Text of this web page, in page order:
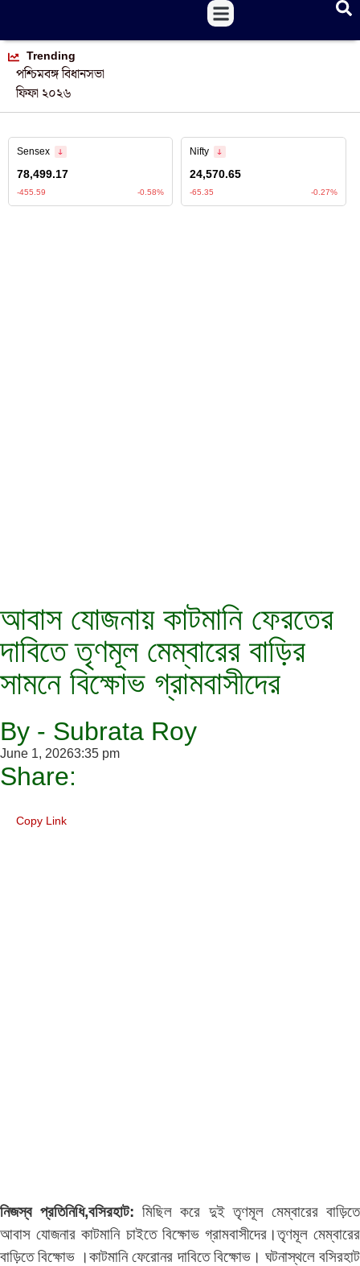
Trending
পশ্চিমবঙ্গ বিধানসভা
ফিফা ২০২৬
আবাস যোজনায় কাটমানি ফেরতের
দাবিতে তৃণমূল মেম্বারের বাড়ির
সামনে বিক্ষোভ গ্রামবাসীদের
By - Subrata Roy
June 1, 20263:35 pm
Share:
Copy Link
নিজস্ব প্রতিনিধি,বসিরহাট: মিছিল করে দুই তৃণমূল মেম্বারের বাড়িতে
আবাস যোজনার কাটমানি চাইতে বিক্ষোভ গ্রামবাসীদের।তৃণমূল মেম্বারের
বাড়িতে বিক্ষোভ ।কাটমানি ফেরোনর দাবিতে বিক্ষোভ। ঘটনাস্থলে বসিরহাট